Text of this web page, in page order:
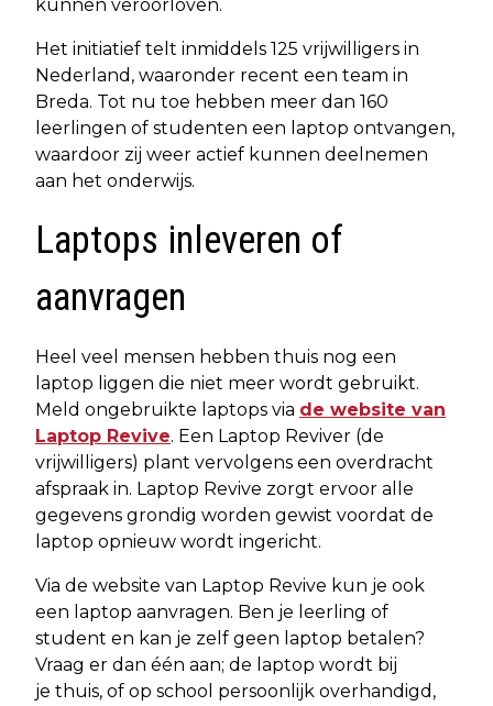
kunnen veroorloven.
Het initiatief telt inmiddels 125 vrijwilligers in
Nederland, waaronder recent een team in
Breda. Tot nu toe hebben meer dan 160
leerlingen of studenten een laptop ontvangen,
waardoor zij weer actief kunnen deelnemen
aan het onderwijs.
Laptops inleveren of
aanvragen
Heel veel mensen hebben thuis nog een
laptop liggen die niet meer wordt gebruikt.
Meld ongebruikte laptops via de website van
Laptop Revive. Een Laptop Reviver (de
vrijwilligers) plant vervolgens een overdracht
afspraak in. Laptop Revive zorgt ervoor alle
gegevens grondig worden gewist voordat de
laptop opnieuw wordt ingericht.
Via de website van Laptop Revive kun je ook
een laptop aanvragen. Ben je leerling of
student en kan je zelf geen laptop betalen?
Vraag er dan één aan; de laptop wordt bij
je thuis, of op school persoonlijk overhandigd,